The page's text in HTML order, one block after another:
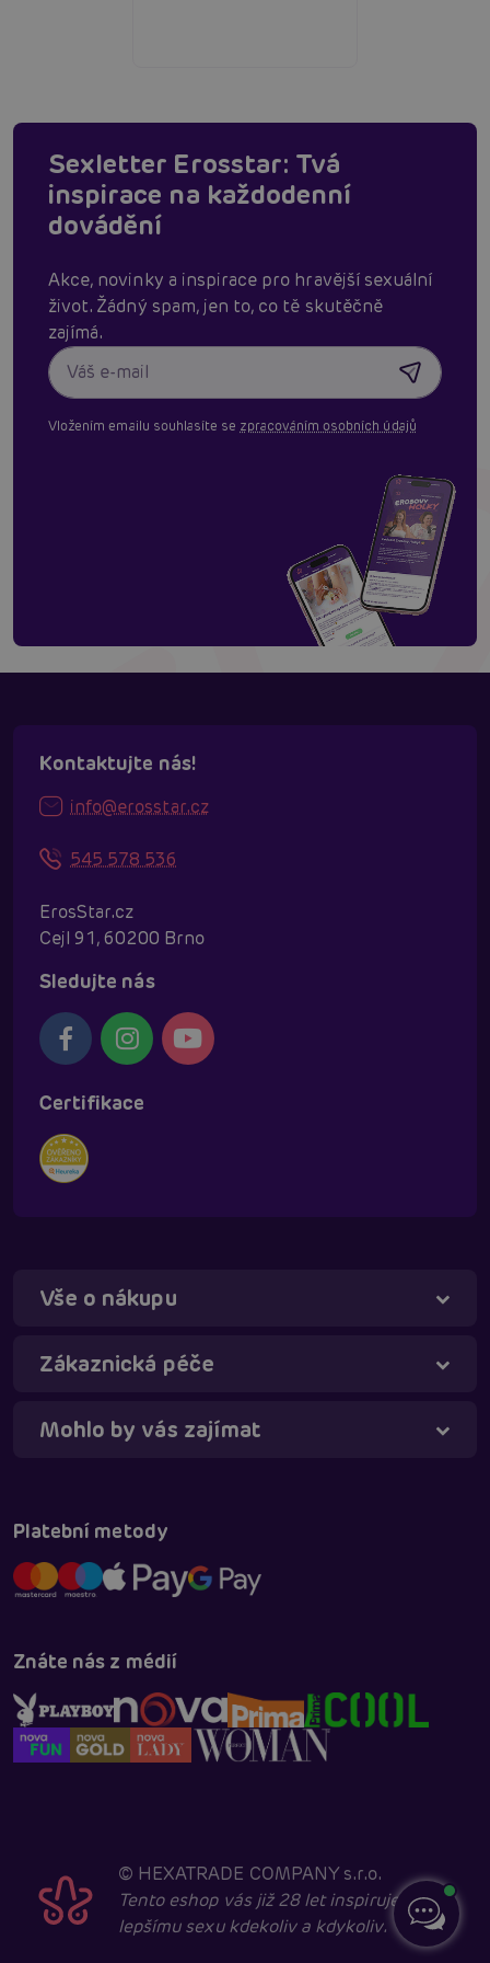
Sexletter Erosstar: Tvá
inspirace na každodenní
dovádění
Akce, novinky a inspirace pro hravější sexuální
život. Žádný spam, jen to, co tě skutěčně
zajímá.
Vložením emailu souhlasíte se zpracováním osobních údajů
Kontaktujte nás!
info@erosstar.cz
545 578 536
ErosStar.cz
Cejl 91, 60200 Brno
Sledujte nás
Certifikace
Vše o nákupu
Zákaznická péče
Mohlo by vás zajímat
Platební metody
Znáte nás z médií
© HEXATRADE COMPANY s.r.o.
Tento eshop vás již 28 let inspiruje k
lepšímu sexu kdekoliv a kdykoliv.